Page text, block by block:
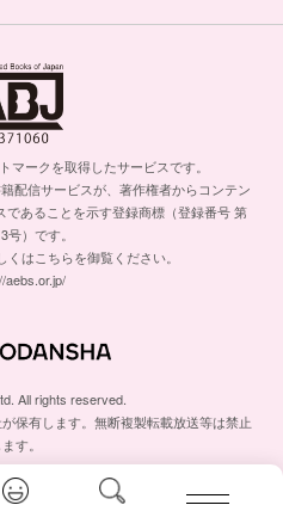
マークを取得したサービスです。
配信サービスが、著作権者からコンテン
あることを示す登録商標（登録番号 第
号）です。
はこちらを御覧ください。
aebs.or.jp/
All rights reserved.
保有します。無断複製転載放送等は禁止
す。